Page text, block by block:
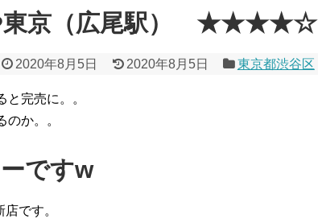
東京（広尾駅） ★★★★☆
2020年8月5日 2020年8月5日 東京都渋谷区
完売に。。
か。。
ですw
です。